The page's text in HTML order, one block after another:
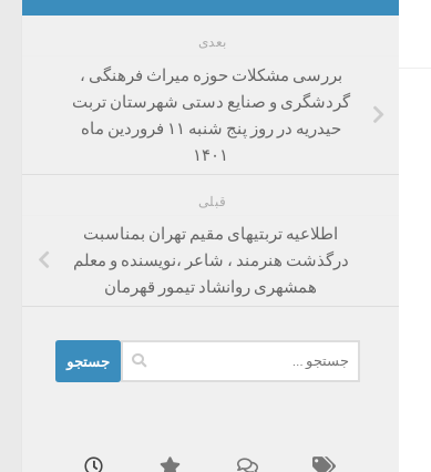
بعدی
بررسی مشکلات حوزه میراث فرهنگی ،
گردشگری و صنایع دستی شهرستان تربت
حیدریه در روز پنج شنبه ۱۱ فروردین ماه
۱۴۰۱
قبلی
اطلاعیه تربتیهای مقیم تهران بمناسبت
درگذشت هنرمند ، شاعر ،نویسنده و معلم
همشهری روانشاد تیمور قهرمان
برای: